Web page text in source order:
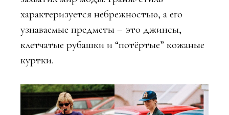
характеризуется небрежностью, а его
узнаваемые предметы – это джинсы,
клетчатые рубашки и “потёртые” кожаные
куртки.